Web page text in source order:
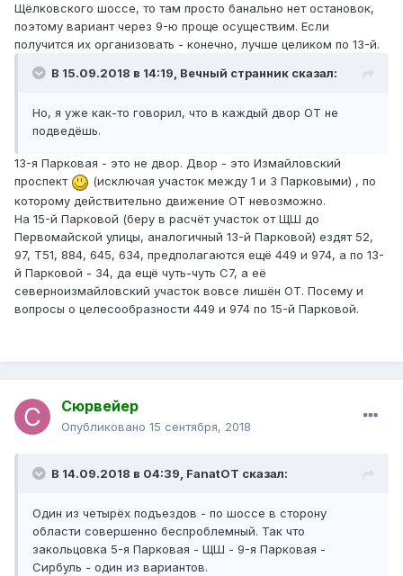
Щёлковского шоссе, то там просто банально нет остановок,
поэтому вариант через 9-ю проще осуществим. Если
получится их организовать - конечно, лучше целиком по 13-й.
В 15.09.2018 в 14:19, Вечный странник сказал:
Но, я уже как-то говорил, что в каждый двор ОТ не
подведёшь.
13-я Парковая - это не двор. Двор - это Измайловский
проспект
(исключая участок между 1 и 3 Парковыми) , по
которому действительно движение ОТ невозможно.
На 15-й Парковой (беру в расчёт участок от ЩШ до
Первомайской улицы, аналогичный 13-й Парковой) ездят 52,
97, Т51, 884, 645, 634, предполагаются ещё 449 и 974, а по 13-
й Парковой - 34, да ещё чуть-чуть С7, а её
северноизмайловский участок вовсе лишён ОТ. Посему и
вопросы о целесообразности 449 и 974 по 15-й Парковой.
Сюрвейер
Опубликовано 15 сентября, 2018
В 14.09.2018 в 04:39, FanatOT сказал:
Один из четырёх подъездов - по шоссе в сторону
области совершенно беспроблемный. Так что
закольцовка 5-я Парковая - ЩШ - 9-я Парковая -
Сирбуль - один из вариантов.